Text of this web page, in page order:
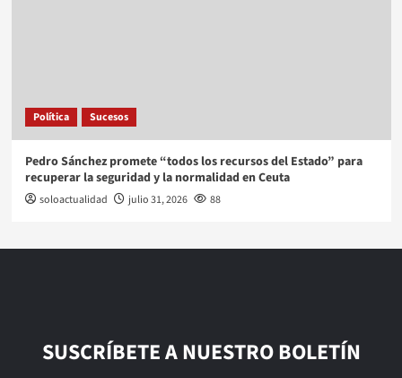
Política Sucesos
Pedro Sánchez promete “todos los recursos del Estado” para
recuperar la seguridad y la normalidad en Ceuta
soloactualidad julio 31, 2026 88
SUSCRÍBETE A NUESTRO BOLETÍN